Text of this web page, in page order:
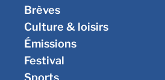
Brèves
Culture & loisirs
Émissions
Festival
Sports